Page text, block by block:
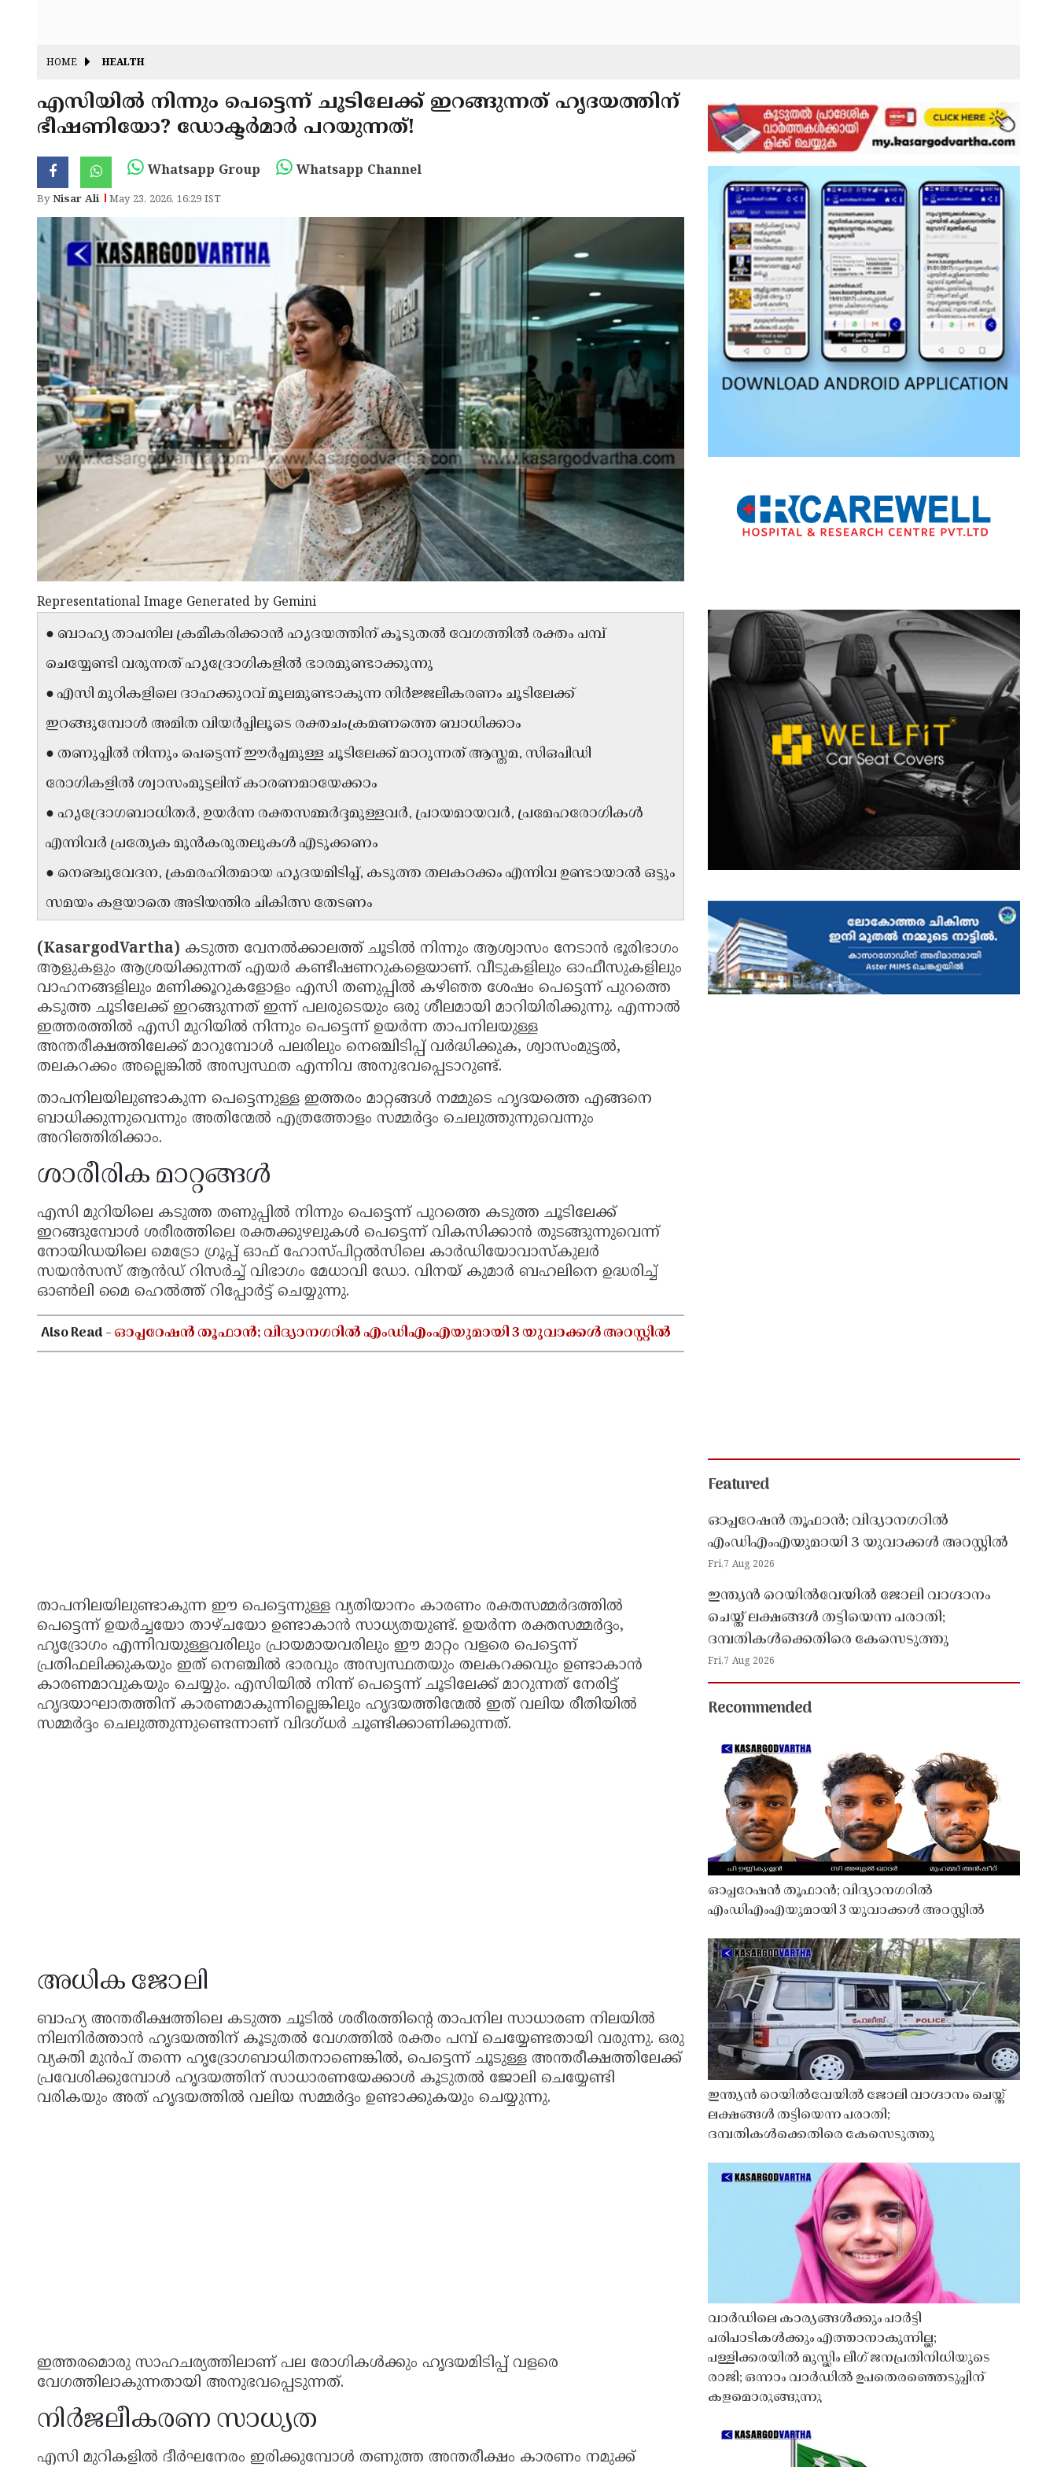
HOME HEALTH
എസിയിൽ നിന്നും പെട്ടെന്ന് ചൂടിലേക്ക് ഇറങ്ങുന്നത് ഹൃദയത്തിന്
ഭീഷണിയോ? ഡോക്ടർമാർ പറയുന്നത്!
Whatsapp Group Whatsapp Channel
ByNisar Ali May 23, 2026, 16:29 IST
Representational Image Generated by Gemini
● ബാഹ്യ താപനില ക്രമീകരിക്കാൻ ഹൃദയത്തിന് കൂടുതൽ വേഗത്തിൽ രക്തം പമ്പ്
ചെയ്യേണ്ടി വരുന്നത് ഹൃദ്രോഗികളിൽ ഭാരമുണ്ടാക്കുന്നു
● എസി മുറികളിലെ ദാഹക്കുറവ് മൂലമുണ്ടാകുന്ന നിർജ്ജലീകരണം ചൂടിലേക്ക്
ഇറങ്ങുമ്പോൾ അമിത വിയർപ്പിലൂടെ രക്തചംക്രമണത്തെ ബാധിക്കാം
● തണുപ്പിൽ നിന്നും പെട്ടെന്ന് ഈർപ്പമുള്ള ചൂടിലേക്ക് മാറുന്നത് ആസ്തമ, സിഒപിഡി
രോഗികളിൽ ശ്വാസംമുട്ടലിന് കാരണമായേക്കാം
● ഹൃദ്രോഗബാധിതർ, ഉയർന്ന രക്തസമ്മർദ്ദമുള്ളവർ, പ്രായമായവർ, പ്രമേഹരോഗികൾ
എന്നിവർ പ്രത്യേക മുൻകരുതലുകൾ എടുക്കണം
● നെഞ്ചുവേദന, ക്രമരഹിതമായ ഹൃദയമിടിപ്പ്, കടുത്ത തലകറക്കം എന്നിവ ഉണ്ടായാൽ ഒട്ടും
സമയം കളയാതെ അടിയന്തിര ചികിത്സ തേടണം
(KasargodVartha) കടുത്ത വേനൽക്കാലത്ത് ചൂടിൽ നിന്നും ആശ്വാസം നേടാൻ ഭൂരിഭാഗം
ആളുകളും ആശ്രയിക്കുന്നത് എയർ കണ്ടീഷണറുകളെയാണ്. വീടുകളിലും ഓഫീസുകളിലും
വാഹനങ്ങളിലും മണിക്കൂറുകളോളം എസി തണുപ്പിൽ കഴിഞ്ഞ ശേഷം പെട്ടെന്ന് പുറത്തെ
കടുത്ത ചൂടിലേക്ക് ഇറങ്ങുന്നത് ഇന്ന് പലരുടെയും ഒരു ശീലമായി മാറിയിരിക്കുന്നു. എന്നാൽ
ഇത്തരത്തിൽ എസി മുറിയിൽ നിന്നും പെട്ടെന്ന് ഉയർന്ന താപനിലയുള്ള
അന്തരീക്ഷത്തിലേക്ക് മാറുമ്പോൾ പലരിലും നെഞ്ചിടിപ്പ് വർദ്ധിക്കുക, ശ്വാസംമുട്ടൽ,
തലകറക്കം അല്ലെങ്കിൽ അസ്വസ്ഥത എന്നിവ അനുഭവപ്പെടാറുണ്ട്.
താപനിലയിലുണ്ടാകുന്ന പെട്ടെന്നുള്ള ഇത്തരം മാറ്റങ്ങൾ നമ്മുടെ ഹൃദയത്തെ എങ്ങനെ
ബാധിക്കുന്നുവെന്നും അതിന്മേൽ എത്രത്തോളം സമ്മർദ്ദം ചെലുത്തുന്നുവെന്നും
അറിഞ്ഞിരിക്കാം.
ശാരീരിക മാറ്റങ്ങൾ
എസി മുറിയിലെ കടുത്ത തണുപ്പിൽ നിന്നും പെട്ടെന്ന് പുറത്തെ കടുത്ത ചൂടിലേക്ക്
ഇറങ്ങുമ്പോൾ ശരീരത്തിലെ രക്തക്കുഴലുകൾ പെട്ടെന്ന് വികസിക്കാൻ തുടങ്ങുന്നുവെന്ന്
നോയിഡയിലെ മെട്രോ ഗ്രൂപ്പ് ഓഫ് ഹോസ്പിറ്റൽസിലെ കാർഡിയോവാസ്കുലർ
സയൻസസ് ആൻഡ് റിസർച്ച് വിഭാഗം മേധാവി ഡോ. വിനയ് കുമാർ ബഹലിനെ ഉദ്ധരിച്ച്
ഓൺലി മൈ ഹെൽത്ത് റിപ്പോർട്ട്‌ ചെയ്യുന്നു.
Also Read -ഓപ്പറേഷൻ തൂഫാൻ; വിദ്യാനഗറിൽ എംഡിഎംഎയുമായി 3 യുവാക്കൾ അറസ്റ്റിൽ
താപനിലയിലുണ്ടാകുന്ന ഈ പെട്ടെന്നുള്ള വ്യതിയാനം കാരണം രക്തസമ്മർദത്തിൽ
പെട്ടെന്ന് ഉയർച്ചയോ താഴ്ചയോ ഉണ്ടാകാൻ സാധ്യതയുണ്ട്. ഉയർന്ന രക്തസമ്മർദ്ദം,
ഹൃദ്രോഗം എന്നിവയുള്ളവരിലും പ്രായമായവരിലും ഈ മാറ്റം വളരെ പെട്ടെന്ന്
പ്രതിഫലിക്കുകയും ഇത് നെഞ്ചിൽ ഭാരവും അസ്വസ്ഥതയും തലകറക്കവും ഉണ്ടാകാൻ
കാരണമാവുകയും ചെയ്യും. എസിയിൽ നിന്ന് പെട്ടെന്ന് ചൂടിലേക്ക് മാറുന്നത് നേരിട്ട്
ഹൃദയാഘാതത്തിന് കാരണമാകുന്നില്ലെങ്കിലും ഹൃദയത്തിന്മേൽ ഇത് വലിയ രീതിയിൽ
സമ്മർദ്ദം ചെലുത്തുന്നുണ്ടെന്നാണ് വിദഗ്ധർ ചൂണ്ടിക്കാണിക്കുന്നത്.
അധിക ജോലി
ബാഹ്യ അന്തരീക്ഷത്തിലെ കടുത്ത ചൂടിൽ ശരീരത്തിന്റെ താപനില സാധാരണ നിലയിൽ
നിലനിർത്താൻ ഹൃദയത്തിന് കൂടുതൽ വേഗത്തിൽ രക്തം പമ്പ് ചെയ്യേണ്ടതായി വരുന്നു. ഒരു
വ്യക്തി മുൻപ് തന്നെ ഹൃദ്രോഗബാധിതനാണെങ്കിൽ, പെട്ടെന്ന് ചൂടുള്ള അന്തരീക്ഷത്തിലേക്ക്
പ്രവേശിക്കുമ്പോൾ ഹൃദയത്തിന് സാധാരണയേക്കാൾ കൂടുതൽ ജോലി ചെയ്യേണ്ടി
വരികയും അത് ഹൃദയത്തിൽ വലിയ സമ്മർദ്ദം ഉണ്ടാക്കുകയും ചെയ്യുന്നു.
ഇത്തരമൊരു സാഹചര്യത്തിലാണ് പല രോഗികൾക്കും ഹൃദയമിടിപ്പ് വളരെ
വേഗത്തിലാകുന്നതായി അനുഭവപ്പെടുന്നത്.
നിർജലീകരണ സാധ്യത
എസി മുറികളിൽ ദീർഘനേരം ഇരിക്കുമ്പോൾ തണുത്ത അന്തരീക്ഷം കാരണം നമുക്ക്
Featured
ഓപ്പറേഷൻ തൂഫാൻ; വിദ്യാനഗറിൽ
എംഡിഎംഎയുമായി 3 യുവാക്കൾ അറസ്റ്റിൽ
Fri,7 Aug 2026
ഇന്ത്യൻ റെയിൽവേയിൽ ജോലി വാഗ്ദാനം
ചെയ്ത് ലക്ഷങ്ങൾ തട്ടിയെന്ന പരാതി;
ദമ്പതികൾക്കെതിരെ കേസെടുത്തു
Fri,7 Aug 2026
Recommended
ഓപ്പറേഷൻ തൂഫാൻ; വിദ്യാനഗറിൽ
എംഡിഎംഎയുമായി 3 യുവാക്കൾ അറസ്റ്റിൽ
ഇന്ത്യൻ റെയിൽവേയിൽ ജോലി വാഗ്ദാനം ചെയ്ത്
ലക്ഷങ്ങൾ തട്ടിയെന്ന പരാതി;
ദമ്പതികൾക്കെതിരെ കേസെടുത്തു
വാർഡിലെ കാര്യങ്ങൾക്കും പാർട്ടി
പരിപാടികൾക്കും എത്താനാകുന്നില്ല;
പള്ളിക്കരയിൽ മുസ്ലിം ലീഗ് ജനപ്രതിനിധിയുടെ
രാജി; ഒന്നാം വാർഡിൽ ഉപതെരഞ്ഞെടുപ്പിന്
കളമൊരുങ്ങുന്നു